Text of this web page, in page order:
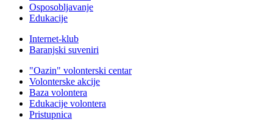
Osposobljavanje
Edukacije
Internet-klub
Baranjski suveniri
"Oazin" volonterski centar
Volonterske akcije
Baza volontera
Edukacije volontera
Pristupnica